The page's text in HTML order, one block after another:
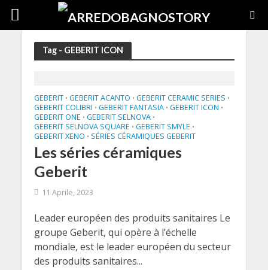
Tag - GEBERIT ICON
GEBERIT • GEBERIT ACANTO • GEBERIT CERAMIC SERIES •
GEBERIT COLIBRI • GEBERIT FANTASIA • GEBERIT ICON •
GEBERIT ONE • GEBERIT SELNOVA •
GEBERIT SELNOVA SQUARE • GEBERIT SMYLE •
GEBERIT XENO • SÉRIES CÉRAMIQUES GEBERIT
Les séries céramiques
Geberit
11 Aprile, 2023
Leader européen des produits sanitaires Le
groupe Geberit, qui opère à l’échelle
mondiale, est le leader européen du secteur
des produits sanitaires...